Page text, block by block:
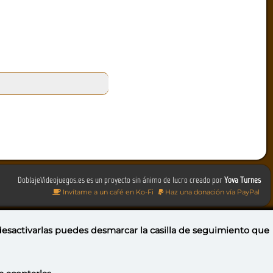
DoblajeVideojuegos.es es un proyecto sin ánimo de lucro creado porYova Turnes
Invítame a un café en Ko-Fi Haz una donación vía PayPal
puedesdesmarcar la casilla de seguimiento que